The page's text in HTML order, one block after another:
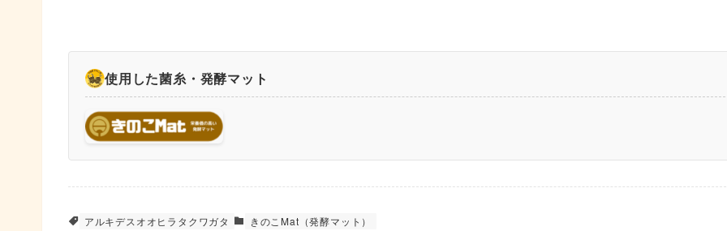
使用した菌糸・発酵マット
アルキデスオオヒラタクワガタ きのこMat（発酵マット）